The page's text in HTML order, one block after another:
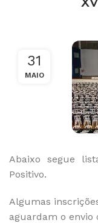
31
MAIO
Abaixo segue
Positivo.
Algumas
aguardam o envio